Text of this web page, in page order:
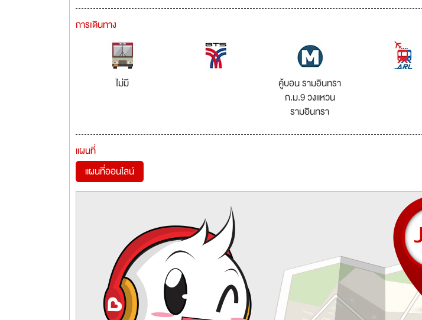
การเดินทาง
ไม่มี
คู้บอน รามอินทรา
ก.ม.9 วงแหวน
รามอินทรา
แผนที่
แผนที่ออนไลน์